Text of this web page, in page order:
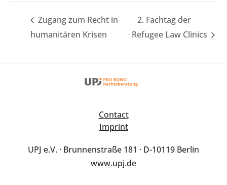
Zugang zum Recht in
humanitären Krisen
2. Fachtag der
Refugee Law Clinics
Contact
Imprint
UPJ e.V. · Brunnenstraße 181 · D-10119 Berlin
www.upj.de